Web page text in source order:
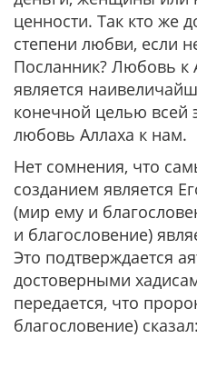
ценности. Так кто же
степени любви, если
Посланник? Любовь к
является
конечной целью всей
любовь Аллаха к нам.
Нет сомнения, что
созданием является
(мир ему и
и благословение)
Это подтверждается
достоверными
передается, что
благословение) сказал: